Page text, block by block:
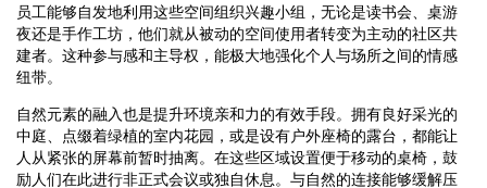
员工能够自发地利用这些空间组织兴趣小组，无论是读书会、桌游
夜还是手作工坊，他们就从被动的空间使用者转变为主动的社区共
建者。这种参与感和主导权，能极大地强化个人与场所之间的情感
纽带。
自然元素的融入也是提升环境亲和力的有效手段。拥有良好采光的
中庭、点缀着绿植的室内花园，或是设有户外座椅的露台，都能让
人从紧张的屏幕前暂时抽离。在这些区域设置便于移动的桌椅，鼓
励人们在此进行非正式会议或独自休息。与自然的连接能够缓解压